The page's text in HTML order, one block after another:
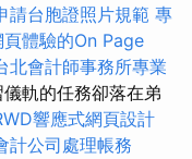
請台胞證照片規範 專
頁體驗的On Page
北會計師事務所專業
軌的任務卻落在弟
響應式網頁設計
計公司處理帳務